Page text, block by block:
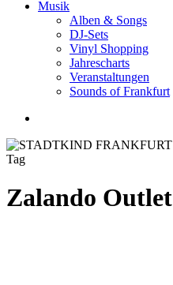
Musik
Alben & Songs
DJ-Sets
Vinyl Shopping
Jahrescharts
Veranstaltungen
Sounds of Frankfurt
Tag
Zalando Outlet